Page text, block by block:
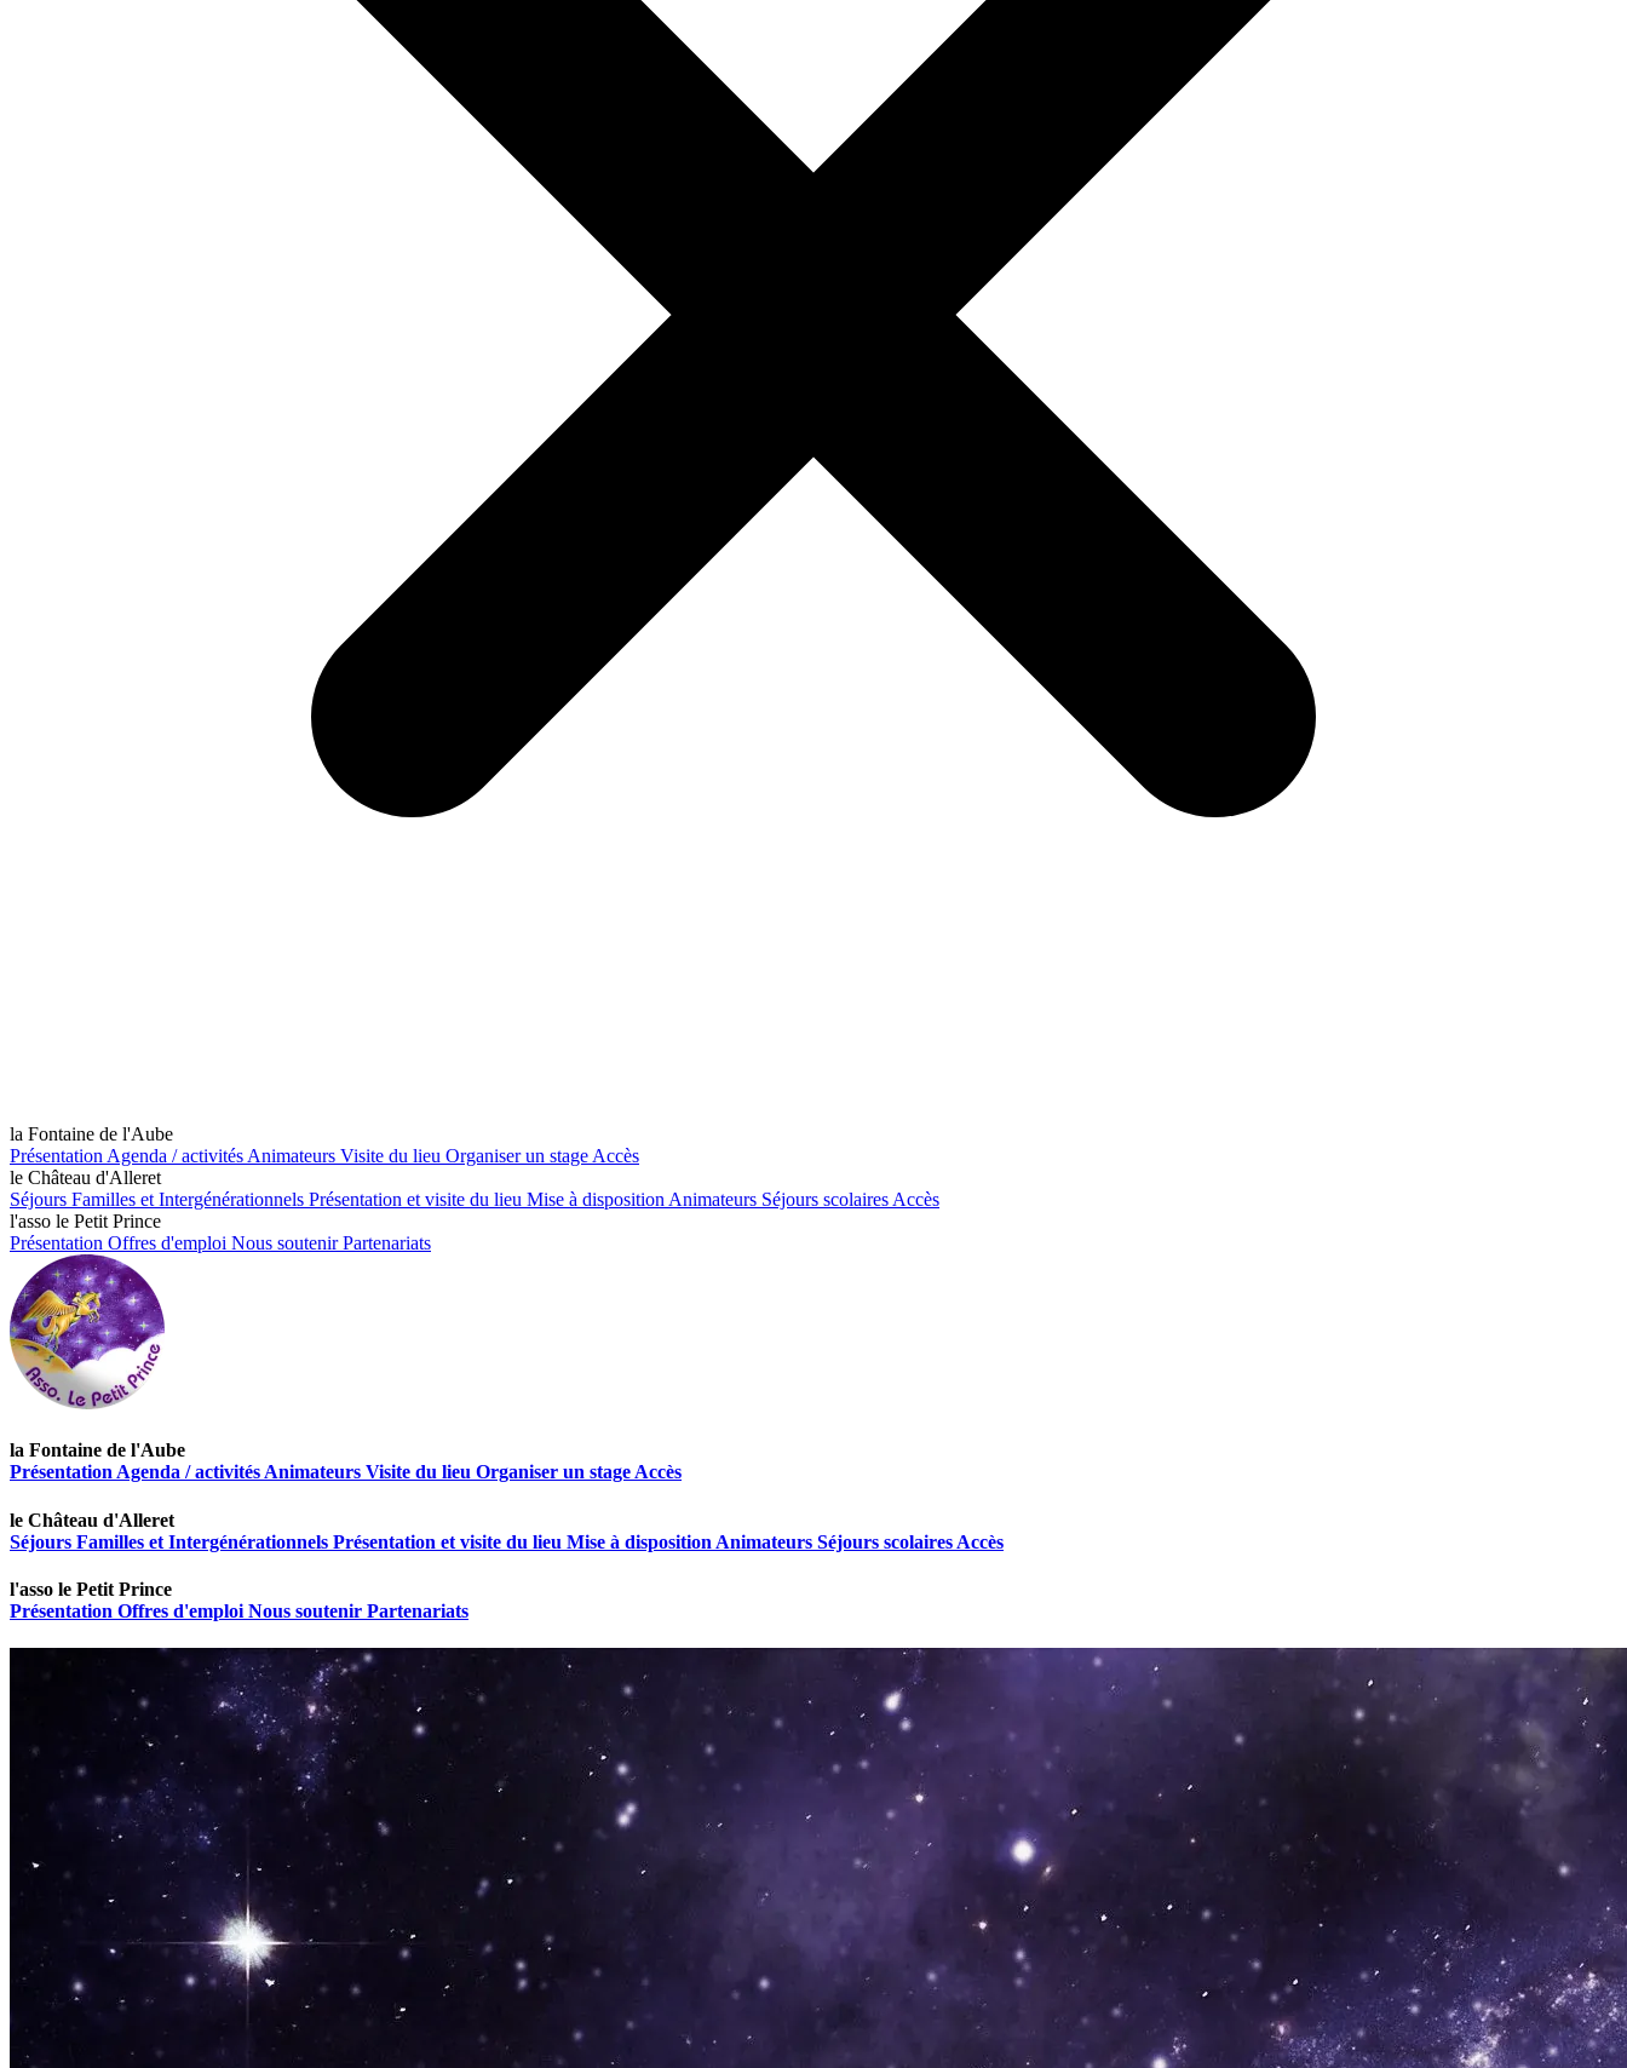
la Fontaine de l'Aube
Présentation Agenda / activités Animateurs Visite du lieu Organiser un stage Accès
le Château d'Alleret
Séjours Familles et Intergénérationnels Présentation et visite du lieu Mise à disposition Animateurs Séjours scolaires Accès
l'asso le Petit Prince
Présentation Offres d'emploi Nous soutenirPartenariats
la Fontaine de l'Aube
Présentation Agenda / activités Animateurs Visite du lieu Organiser un stage Accès
le Château d'Alleret
Séjours Familles et Intergénérationnels Présentation et visite du lieu Mise à disposition Animateurs Séjours scolaires Accès
l'asso le Petit Prince
Présentation Offres d'emploi Nous soutenir Partenariats